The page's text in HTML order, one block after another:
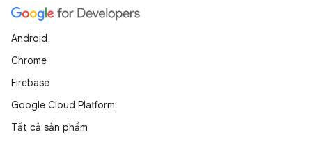
Android
Chrome
Firebase
Google Cloud Platform
Tất cả sản phẩm